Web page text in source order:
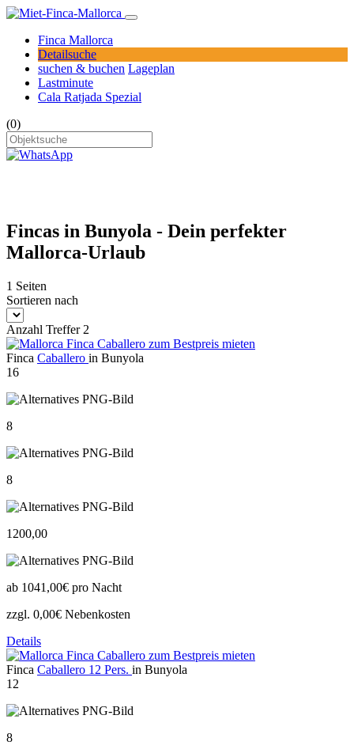
Finca Mallorca
Detailsuche
suchen & buchen Lageplan
Lastminute
Cala Ratjada Spezial
(0)
Fincas in Bunyola - Dein perfekter
Mallorca-Urlaub
1 Seiten
Sortieren nach
Anzahl Treffer 2
Finca Caballero in Bunyola
16
8
8
1200,00
ab 1041,00€ pro Nacht
zzgl. 0,00€ Nebenkosten
Details
Finca Caballero 12 Pers. in Bunyola
12
8